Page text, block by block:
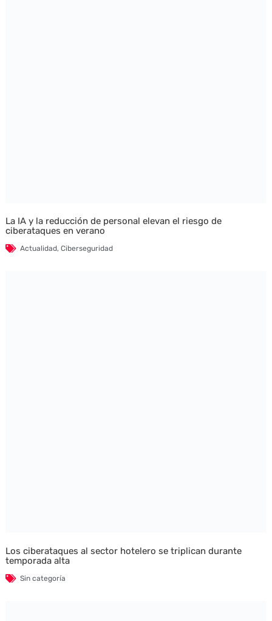
La IA y la reducción de personal elevan el riesgo de
ciberataques en verano
Actualidad, Ciberseguridad
Los ciberataques al sector hotelero se triplican durante
temporada alta
Sin categoría